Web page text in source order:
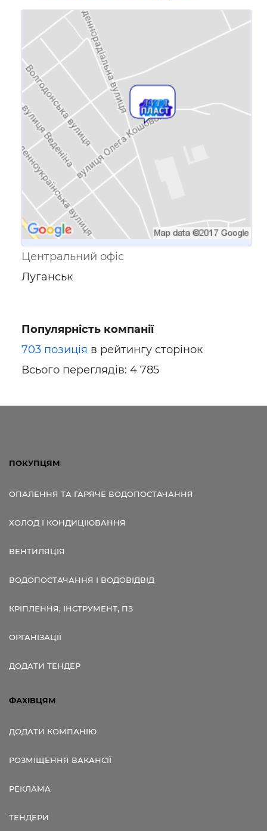
Посилання для мобільних
пристроїв
Центральний офіс
Луганськ
Популярність компанії
703 позиція в рейтингу сторінок
Всього переглядів: 4 785
ПОКУПЦЯМ
ОПАЛЕННЯ ТА ГАРЯЧЕ ВОДОПОСТАЧАННЯ
ХОЛОД І КОНДИЦІЮВАННЯ
ВЕНТИЛЯЦІЯ
ВОДОПОСТАЧАННЯ І ВОДОВІДВІД
КРІПЛЕННЯ, ІНСТРУМЕНТ, ПЗ
ОРГАНІЗАЦІЇ
ДОДАТИ ТЕНДЕР
ФАХІВЦЯМ
ДОДАТИ КОМПАНІЮ
РОЗМІЩЕННЯ ВАКАНСІЇ
РЕКЛАМА
ТЕНДЕРИ